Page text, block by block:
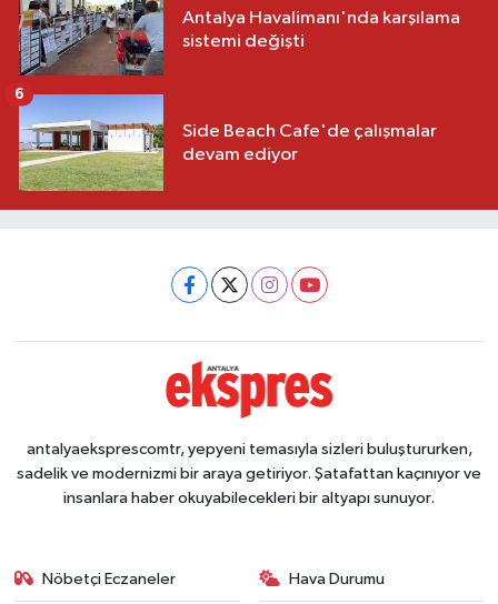
Antalya Havalimanı'nda karşılama
sistemi değişti
Side Beach Cafe'de çalışmalar
devam ediyor
6
antalyaeksprescomtr, yepyeni temasıyla sizleri buluştururken,
sadelik ve modernizmi bir araya getiriyor. Şatafattan kaçınıyor ve
insanlara haber okuyabilecekleri bir altyapı sunuyor.
Nöbetçi Eczaneler Hava Durumu